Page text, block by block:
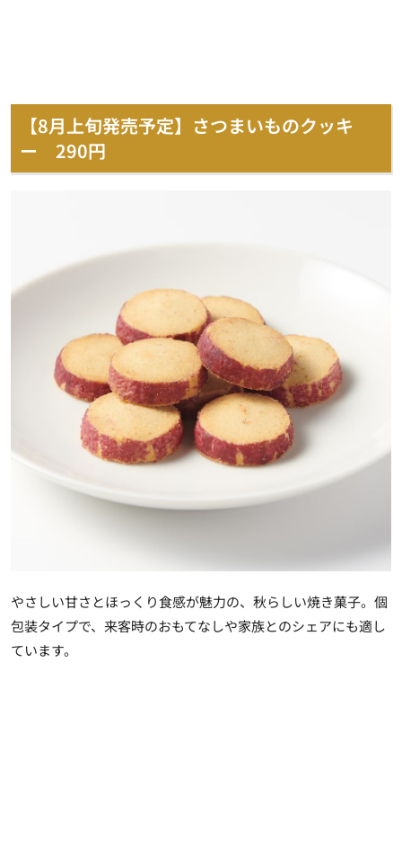
【8月上旬発売予定】さつまいものクッキ
ー 290円
やさしい甘さとほっくり食感が魅力の、秋らしい焼き菓子。個
包装タイプで、来客時のおもてなしや家族とのシェアにも適し
ています。